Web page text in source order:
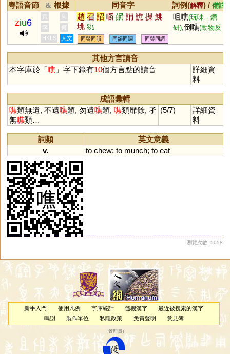
粵語音節 & 根據 同音字 詞例(解釋) / 備註
ziu6
黃 周 趙 召 詔 嚼 皭 誚 譙 摷 鮡
垗 狣
咀噍(玩味，鑽
研),倒噍(動物反
李
何
HKLS
人文 同聲同韻 同韻同調 同聲同調
其他方言讀音
本字庫於「噍」字下錄有10個方言點的讀音
詳細資
料
成語彙輯
噍類無遺, 不遺噍類, 勿遺噍類, 噍類靡餘, 孑
無噍類…
(5/7)
詳細資
料
詞類
英文意義
v.
to chew; to munch; to eat
瀏覽次數: 5058
新手入門 使用凡例 字庫統計 隨機漢字
最近被搜索的漢字
鳴謝
製作單位 私隱政策 免責聲明 意見簿
（管理員 ）